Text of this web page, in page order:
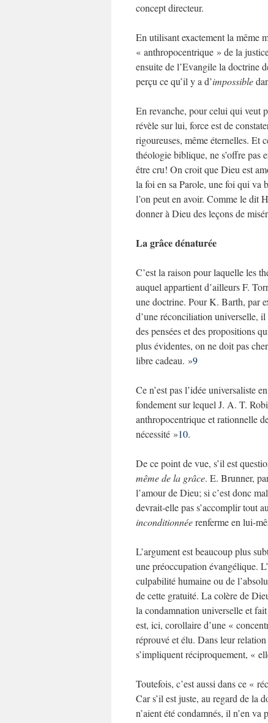
concept directeur.
En utilisant exactement la même
« anthropocentrique » de la
ensuite de l’Evangile la doctrine
perçu ce qu’il y a d’impossible
En revanche, pour celui qui veut
révèle sur lui, force est de
rigoureuses, même éternelles. Et
théologie biblique, ne s’offre pas
être cru! On croit que Dieu est
la foi en sa Parole, une foi qui va
l’on peut en avoir. Comme le dit
donner à Dieu des leçons de
La grâce dénaturée
C’est la raison pour laquelle les
auquel appartient d’ailleurs F.
une doctrine. Pour K. Barth, par
d’une réconciliation universelle,
des pensées et des propositions
plus évidentes, on ne doit pas
libre cadeau. »9
Ce n’est pas l’idée universaliste
fondement sur lequel J. A. T.
anthropocentrique et rationnelle
nécessité »10.
De ce point de vue, s’il est
même de la grâce. E. Brunner,
l’amour de Dieu; si c’est donc
devrait-elle pas s’accomplir tout
inconditionnéerenferme en lui-
L’argument est beaucoup plus
une préoccupation évangélique.
culpabilité humaine ou de
de cette gratuité. La colère de
la condamnation universelle et
est, ici, corollaire d’une «
réprouvé et élu. Dans leur
s’impliquent réciproquement, «
Toutefois, c’est aussi dans ce «
Car s’il est juste, au regard de la
n’aient été condamnés, il n’en